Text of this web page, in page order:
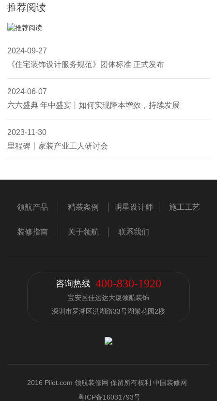
推荐阅读
2024-09-27
《住宅装饰设计服务规范》团体标准 正式发布
2024-06-07
六六盛典 年中盛宴丨如何实现降本增效，持续发展
2023-11-30
里程碑丨家装产业工人研讨会
领航产品 精装案例 明星设计师 施工工艺
装修指南 关于领航 联系我们
咨询热线 400-830-1920
宝安区佳运达大厦领航装饰
深圳市罗湖区洪湖路33号湖景花园2楼
2016 Pilot.com 领航装修网 保留所有权利 中国装修网
粤ICP备16031793号